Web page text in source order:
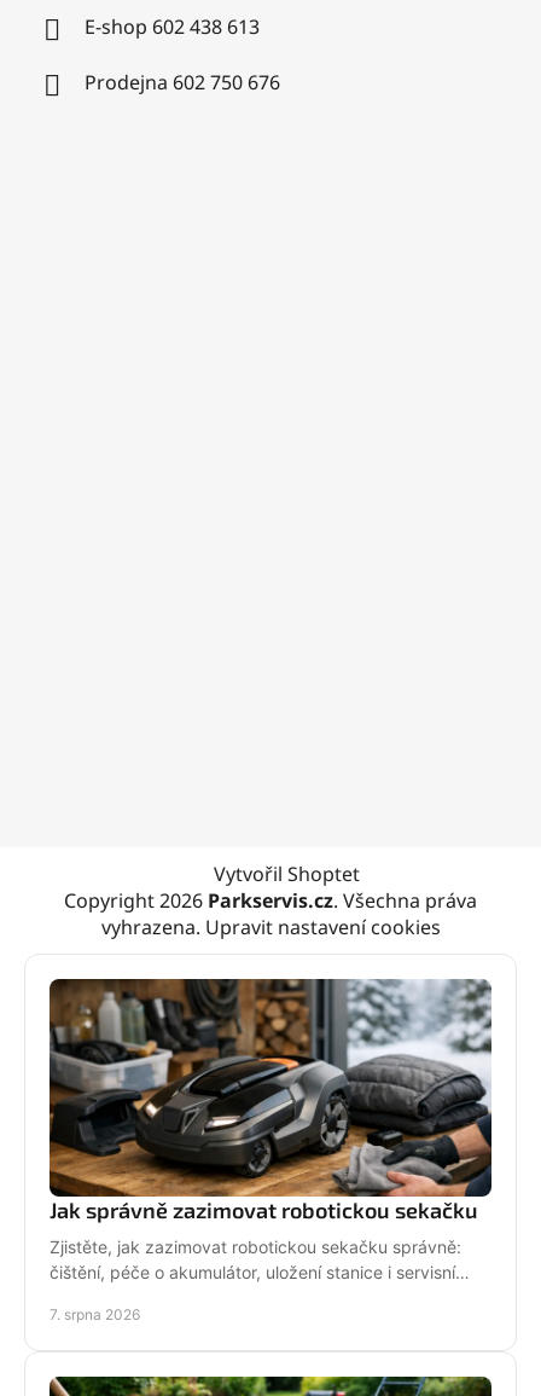
E-shop 602 438 613
Prodejna 602 750 676
Vytvořil Shoptet
Copyright 2026 Parkservis.cz. Všechna práva
vyhrazena. Upravit nastavení cookies
Jak správně zazimovat robotickou sekačku
Zjistěte, jak zazimovat robotickou sekačku správně:
čištění, péče o akumulátor, uložení stanice i servisní
7. srpna 2026